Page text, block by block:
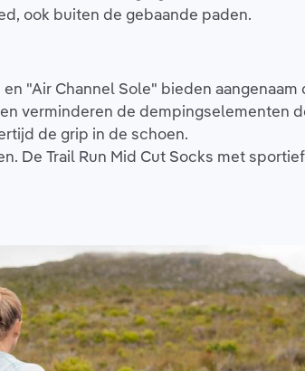
ook buiten de gebaande paden.
"Air Channel Sole" bieden
verminderen de dempingselementen
de grip in de schoen.
De Trail Run Mid Cut Socks met